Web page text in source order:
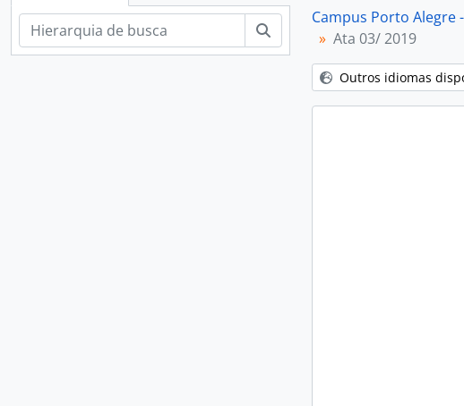
[Subfundos]
[Subfundos]
Campus Porto Alegre -
Ata 03/ 2019
Outros idiomas